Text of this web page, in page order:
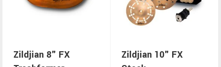
Zildjian 8" FX
Zildjian 10" FX